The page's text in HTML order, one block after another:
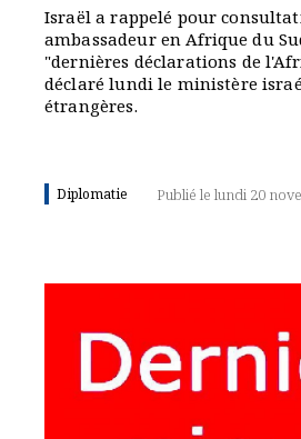
Israël a rappelé pour
ambassadeur en Afrique du
"dernières déclarations de
déclaré lundi le ministère
étrangères.
Diplomatie Publié le lundi 20